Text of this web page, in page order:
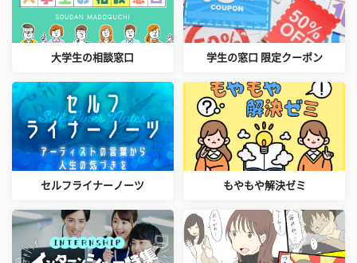
大学生の相談窓口 学生の窓口 限定クーポン
セルフライナーノーツ もやもや解決ゼミ